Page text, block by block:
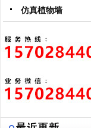
仿真植物墙